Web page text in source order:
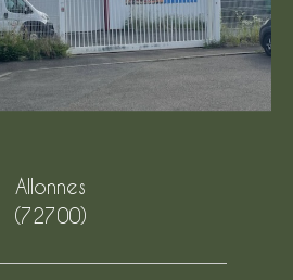
Allonnes
(72700)
LES CRITÈRES
PISCINE
PAR